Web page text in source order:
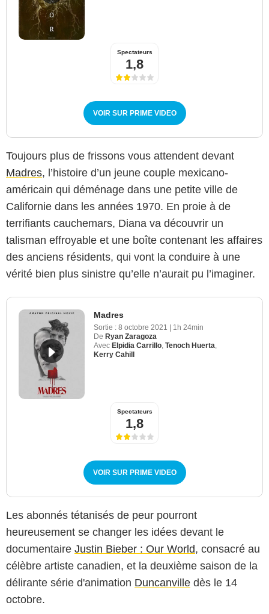
Spectateurs
1,8
VOIR SUR PRIME VIDEO
Toujours plus de frissons vous attendent devant
Madres, l’histoire d’un jeune couple mexicano-
américain qui déménage dans une petite ville de
Californie dans les années 1970. En proie à de
terrifiants cauchemars, Diana va découvrir un
talisman effroyable et une boîte contenant les affaires
des anciens résidents, qui vont la conduire à une
vérité bien plus sinistre qu’elle n’aurait pu l’imaginer.
Madres
Sortie : 8 octobre 2021 | 1h 24min
De Ryan Zaragoza
Avec Elpidia Carrillo Tenoch Huerta
Kerry Cahill
Spectateurs
1,8
VOIR SUR PRIME VIDEO
Les abonnés tétanisés de peur pourront
heureusement se changer les idées devant le
documentaire Justin Bieber : Our World, consacré au
célèbre artiste canadien, et la deuxième saison de la
délirante série d'animation Duncanville dès le 14
octobre.